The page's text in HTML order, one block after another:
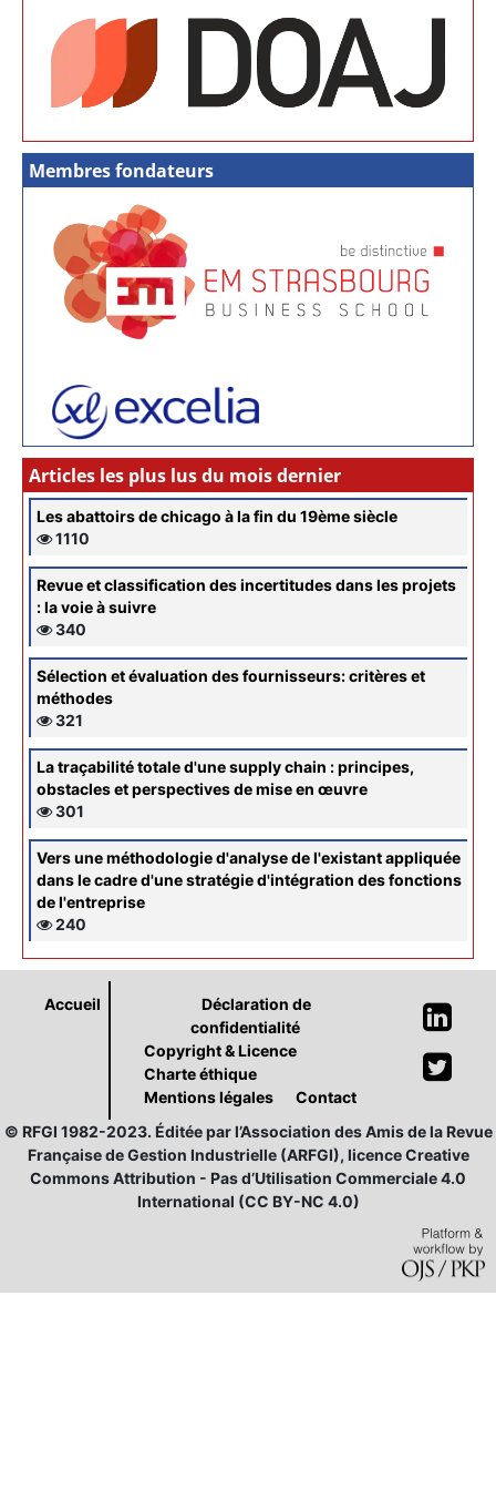
Membres fondateurs
Articles les plus lus du mois dernier
Les abattoirs de chicago à la fin du 19ème siècle
1110
Revue et classification des incertitudes dans les projets
: la voie à suivre
340
Sélection et évaluation des fournisseurs: critères et
méthodes
321
La traçabilité totale d'une supply chain : principes,
obstacles et perspectives de mise en œuvre
301
Vers une méthodologie d'analyse de l'existant appliquée
dans le cadre d'une stratégie d'intégration des fonctions
de l'entreprise
240
Accueil
Déclaration de
confidentialité
Copyright & Licence
Charte éthique
Mentions légales
Contact
© RFGI 1982-2023. Éditée par l’Association des Amis de la Revue
Française de Gestion Industrielle (ARFGI), licence Creative
Commons Attribution - Pas d’Utilisation Commerciale 4.0
International (CC BY-NC 4.0)